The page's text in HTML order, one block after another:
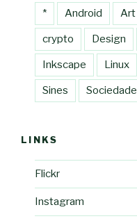
* Android Art
crypto Design
Inkscape Linux
Sines Sociedade
LINKS
Flickr
Instagram